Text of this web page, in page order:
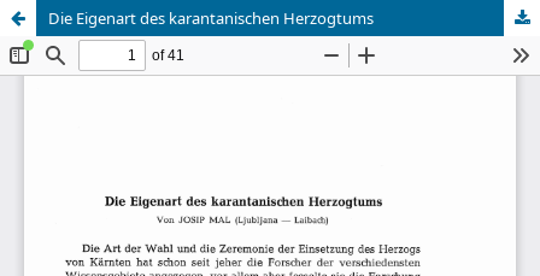
Die Eigenart des karantanischen Herzogtums